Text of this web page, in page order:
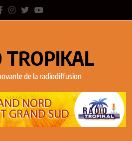
TROPIKAL
de la radiodiffusion